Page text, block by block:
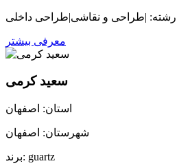
معرفی بیشتر
سعید کرمی
استان: اصفهان
شهرستان: اصفهان
برند: guartz